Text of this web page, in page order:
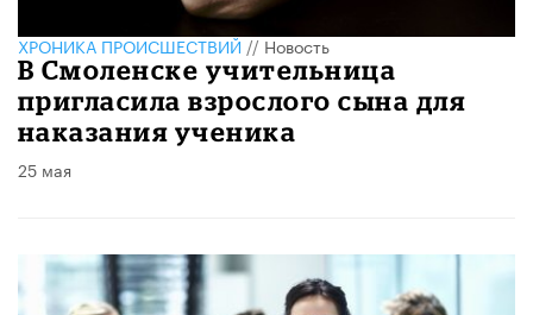
ХРОНИКА ПРОИСШЕСТВИЙ//Новость
В Смоленске учительница
пригласила взрослого сына для
наказания ученика
25 мая